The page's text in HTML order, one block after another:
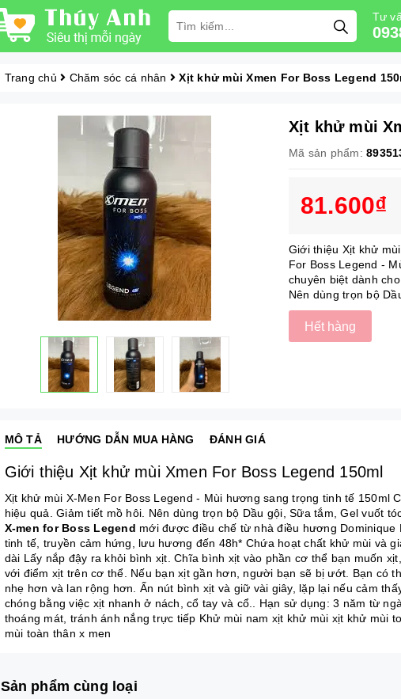
Tư
Trang chủ Chăm sóc cá nhân Xịt khử mùi Xmen For Boss Legend
Xịt khử mùi
Mã sản phẩm:
81.600₫
Giới thiệu Xịt khử
For Boss Legend -
chuyên biệt dành
Nên dùng trọn bộ
Hết hàng
MÔ TẢ HƯỚNG DẪN MUA HÀNG ĐÁNH GIÁ
Giới thiệu Xịt khử mùi Xmen For Boss Legend 150ml
Xịt khử mùi X-Men For Boss Legend - Mùi hương sang trọng tinh tế 150ml
hiệu quả. Giảm tiết mồ hôi. Nên dùng trọn bộ Dầu gội, Sữa tắm, Gel vuốt
X-men for Boss Legend mới được điều chế từ nhà điều hương
tinh tế, truyền cảm hứng, lưu hương đến 48h* Chứa hoạt chất khử mùi và
dài Lấy nắp đậy ra khỏi bình xịt. Chĩa bình xịt vào phần cơ thể bạn muốn
với điểm xịt trên cơ thể. Nếu bạn xịt gần hơn, người bạn sẽ bị ướt. Bạn có
nhẹ hơn và lan rộng hơn. Ấn nút bình xịt và giữ vài giây, lặp lại nếu cảm
chóng bằng việc xịt nhanh ở nách, cổ tay và cổ.. Hạn sử dụng: 3 năm từ
thoáng mát, tránh ánh nắng trực tiếp Khử mùi nam xịt khử mùi xịt khử mùi
mùi toàn thân x men
Sản phẩm cùng loại